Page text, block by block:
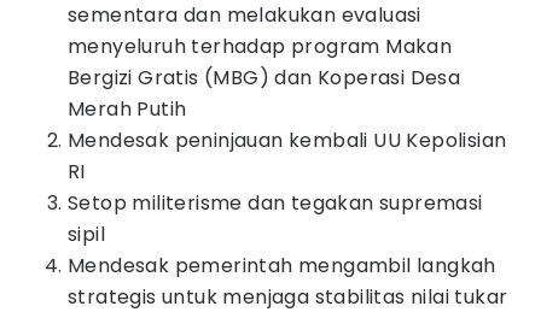
sementara dan melakukan evaluasi
menyeluruh terhadap program Makan
Bergizi Gratis (MBG) dan Koperasi Desa
Merah Putih
Mendesak peninjauan kembali UU Kepolisian
RI
Setop militerisme dan tegakan supremasi
sipil
Mendesak pemerintah mengambil langkah
strategis untuk menjaga stabilitas nilai tukar